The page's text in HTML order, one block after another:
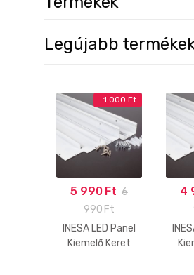
Legújabb
-1 000Ft
5 990 Ft 6
990Ft
INESA LED Panel
Kiemelő Keret
4